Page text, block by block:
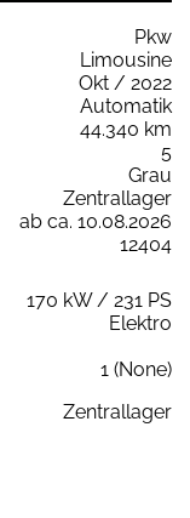
Pkw
Limousine
Okt / 2022
Automatik
44.340 km
5
Grau
Zentrallager
ab ca. 10.08.2026
12404
170 kW / 231 PS
Elektro
1 (None)
Zentrallager